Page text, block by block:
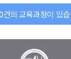
의 교육과정이 있